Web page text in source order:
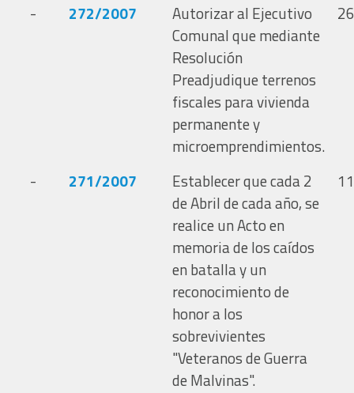
- 272/2007
Autorizar al Ejecutivo
Comunal que mediante
Resolución
Preadjudique terrenos
fiscales para vivienda
permanente y
microemprendimientos.
- 271/2007
Establecer que cada 2
de Abril de cada año, se
realice un Acto en
memoria de los caídos
en batalla y un
reconocimiento de
honor a los
sobrevivientes
"Veteranos de Guerra
de Malvinas".